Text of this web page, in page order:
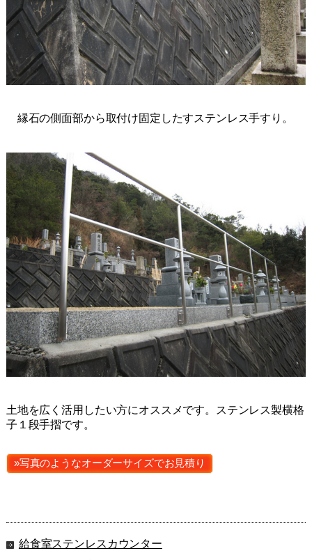
縁石の側面部から取付け固定したすステンレス手すり。
土地を広く活用したい方にオススメです。ステンレス製横格
子１段手摺です。
»写真のようなオーダーサイズでお見積り
給食室ステンレスカウンター